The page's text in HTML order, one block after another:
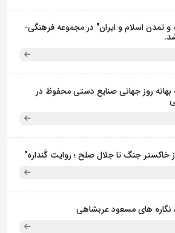
اسلام و ایران" در مجموعه فرهنگی‌-
بهانه روز جهانی صنایع دستی محفوظ در
خاکستر جنگ تا جلال صلح ؛ روایت گَنداره"
نگاره های مسعود عربشاهی